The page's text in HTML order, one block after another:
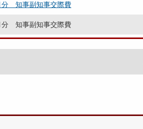
分 知事副知事交際費
分 知事副知事交際費